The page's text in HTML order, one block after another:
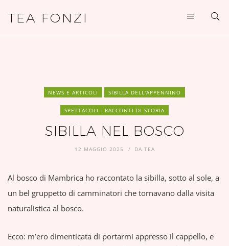
TEA FONZI
NEWS E ARTICOLI SIBILLA DELL'APPENNINO
SPETTACOLI - RACCONTI DI STORIA
SIBILLA NEL BOSCO
12 MAGGIO 2025 DA TEA
Al bosco di Mambrica ho raccontato la sibilla, sotto al sole, a
un bel gruppetto di camminatori che tornavano dalla visita
naturalistica al bosco.
Ecco: m’ero dimenticata di portarmi appresso il cappello, e